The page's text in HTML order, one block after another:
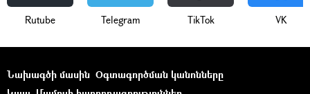
Rutube Telegram ТikТоk VK
Նախագծի մասին Օգտագործման կանոնները